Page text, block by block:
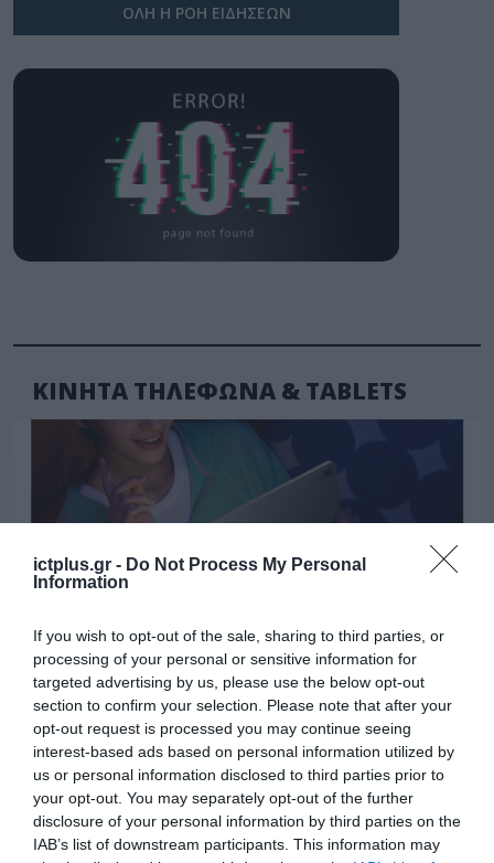
ictplus.gr - Do Not Process My Personal
Information
If you wish to opt-out of the sale, sharing to third parties, or
processing of your personal or sensitive information for
targeted advertising by us, please use the below opt-out
section to confirm your selection. Please note that after your
opt-out request is processed you may continue seeing
interest-based ads based on personal information utilized by
us or personal information disclosed to third parties prior to
your opt-out. You may separately opt-out of the further
disclosure of your personal information by third parties on the
IAB’s list of downstream participants. This information may
ΟΛΗ Η ΡΟΗ ΕΙΔΗΣΕΩΝ
ΚΙΝΗΤΑ ΤΗΛΕΦΩΝΑ & TABLETS
ΠΡΟΪΟΝΤΑ-ΥΠΗΡΕΣΙΕΣ
Η πιο ταξιδιάρικη βαλίτσα του φετινού
καλοκαιριού έχει την υπογραφή της
Xiaomi
31.07.2026